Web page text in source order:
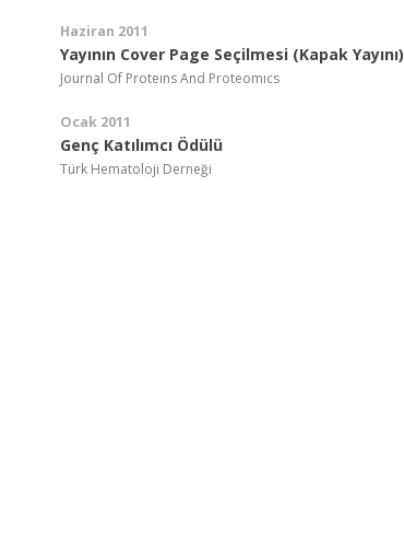
Haziran 2011
Yayının Cover Page Seçilmesi (Kapak Yayını)
Journal Of Proteıns And Proteomıcs
Ocak 2011
Genç Katılımcı Ödülü
Türk Hematoloji Derneği